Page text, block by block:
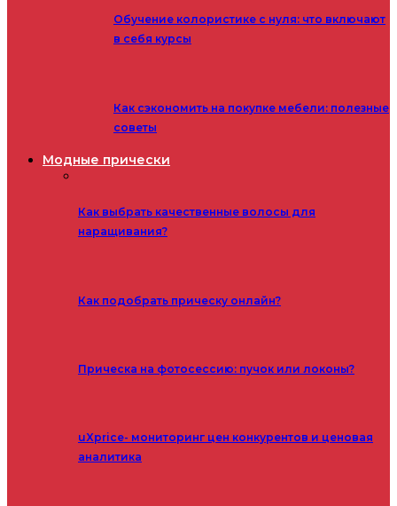
Обучение колористике с нуля: что включают
в себя курсы
Как сэкономить на покупке мебели: полезные
советы
Модные прически
Как выбрать качественные волосы для
наращивания?
Как подобрать прическу онлайн?
Прическа на фотосессию: пучок или локоны?
uXprice- мониторинг цен конкурентов и ценовая
аналитика